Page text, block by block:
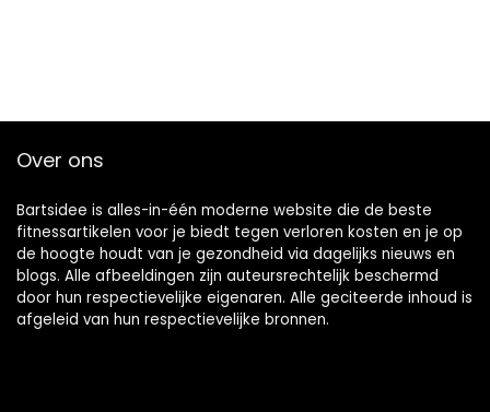
Over ons
Bartsidee is alles-in-één moderne website die de beste
fitnessartikelen voor je biedt tegen verloren kosten en je op
de hoogte houdt van je gezondheid via dagelijks nieuws en
blogs. Alle afbeeldingen zijn auteursrechtelijk beschermd
door hun respectievelijke eigenaren. Alle geciteerde inhoud is
afgeleid van hun respectievelijke bronnen.